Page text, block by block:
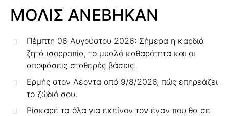
ΜΟΛΙΣ ΑΝΕΒΗΚΑΝ
Πέμπτη 06 Αυγούστου 2026: Σήμερα η καρδιά
ζητά ισορροπία, το μυαλό καθαρότητα και οι
αποφάσεις σταθερές βάσεις.
Ερμής στον Λέοντα από 9/8/2026, πώς επηρεάζει
το ζώδιό σου.
Ρίσκαρέ τα όλα για εκείνον τον έναν που θα σε